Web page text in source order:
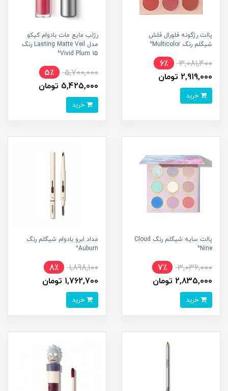
پالت رژگونه فلورال فلش
شیگلم رنگ Multicolor^
3,081,400
6٪
2,919,000 تومان
رژلب مایع مات بادوام کیکو
مدل Lasting Matte Veil رنگ
15 Vivid Plum^
5,700,000
5٪
5,425,000 تومان
پالت سایه شیگلم رنگ Cloud
Nine^
3,036,000
7٪
2,835,000 تومان
مداد ابرو بادوام شیگلم رنگ
Auburn^
1,898,100
8٪
1,762,700 تومان